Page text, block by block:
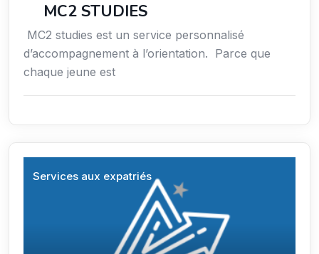
MC2 STUDIES
MC2 studies est un service personnalisé
d’accompagnement à l’orientation. Parce que
chaque jeune est
Services aux expatriés